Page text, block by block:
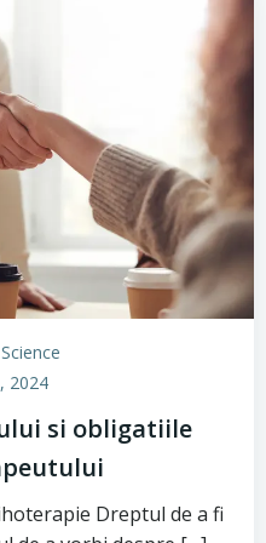
2024
si obligatiile
Dreptul de a fi